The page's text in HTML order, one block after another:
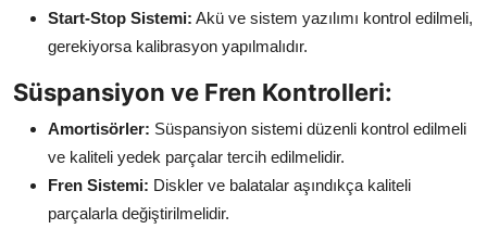
Start-Stop Sistemi: Akü ve sistem yazılımı kontrol edilmeli,
gerekiyorsa kalibrasyon yapılmalıdır.
Süspansiyon ve Fren Kontrolleri:
Amortisörler: Süspansiyon sistemi düzenli kontrol edilmeli
ve kaliteli yedek parçalar tercih edilmelidir.
Fren Sistemi: Diskler ve balatalar aşındıkça kaliteli
parçalarla değiştirilmelidir.